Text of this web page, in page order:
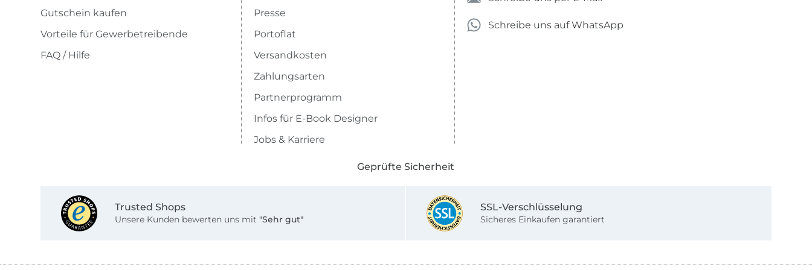
Gutschein kaufen
Vorteile für Gewerbetreibende
FAQ / Hilfe
Presse
Portoflat
Versandkosten
Zahlungsarten
Partnerprogramm
Infos für E-Book Designer
Jobs & Karriere
Schreibe uns auf WhatsApp
Geprüfte Sicherheit
Trusted Shops
Unsere Kunden bewerten uns mit "Sehr gut"
SSL-Verschlüsselung
Sicheres Einkaufen garantiert